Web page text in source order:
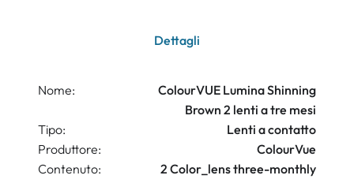
Dettagli
Nome:
ColourVUE Lumina Shinning
Brown 2 lenti a tre mesi
Tipo:
Lenti a contatto
Produttore:
ColourVue
Contenuto:
2 Color_lens three-monthly